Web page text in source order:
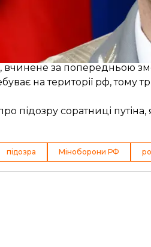
що Криворучко
війська. Це
Криворучку підозру
вчинене за попередньою
на території рф, тому
підозру соратниці
підозра Міноборони РФ